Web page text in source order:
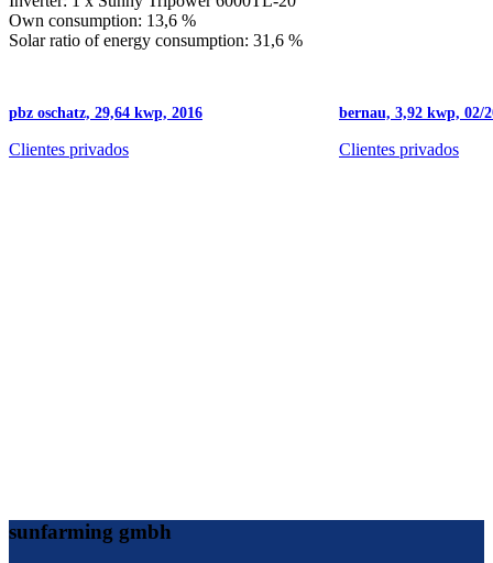
Own consumption: 13,6 %
Solar ratio of energy consumption: 31,6 %
pbz oschatz, 29,64 kwp, 2016
Clientes privados
bernau, 3,92 kwp, 02/
Clientes privados
sunfarming gmbh